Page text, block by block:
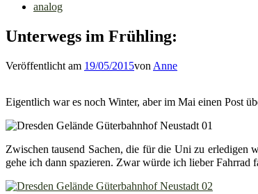
analog
Unterwegs im Frühling:
Veröffentlicht am 19/05/2015von Anne
Eigentlich war es noch Winter, aber im Mai einen Post
Zwischen tausend Sachen, die für die Uni zu erledigen
gehe ich dann spazieren. Zwar würde ich lieber Fahrrad